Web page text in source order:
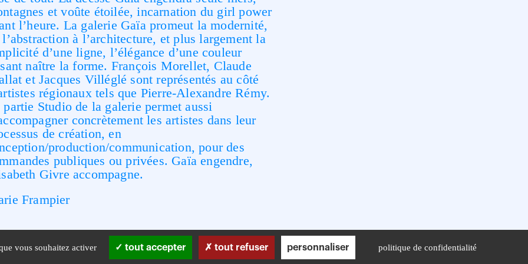
et voûte étoilée, incarnation du girl power
l’heure. La galerie Gaïa promeut la modernité,
l’abstraction à l’architecture, et plus largement la
d’une ligne, l’élégance d’une couleur
naître la forme. François Morellet, Claude
et Jacques Villéglé sont représentés au côté
régionaux tels que Pierre-Alexandre Rémy.
partie Studio de la galerie permet aussi
concrètement les artistes dans leur
de création, en
production/communication, pour des
publiques ou privées. Gaïa engendre,
Givre accompagne.
Frampier
Mentions légales
vous souhaitez activer tout accepter tout refuser personnaliser politique de confidentialité